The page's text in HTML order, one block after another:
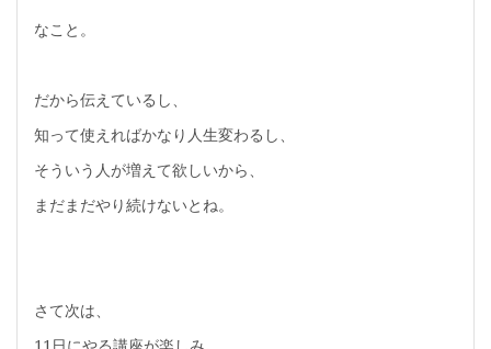
なこと。
だから伝えているし、
知って使えればかなり人生変わるし、
そういう人が増えて欲しいから、
まだまだやり続けないとね。
さて次は、